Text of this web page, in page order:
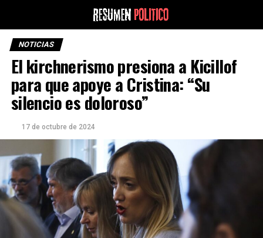
NOTICIAS
El kirchnerismo presiona a Kicillof
para que apoye a Cristina: “Su
silencio es doloroso”
17 de octubre de 2024